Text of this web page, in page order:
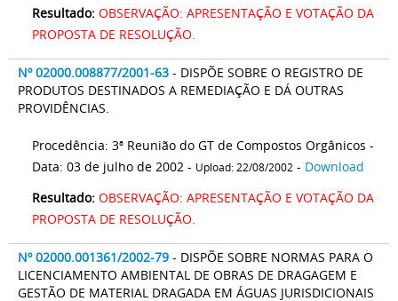
Resultado: OBSERVAÇÃO: APRESENTAÇÃO E VOTAÇÃO DA
PROPOSTA DE RESOLUÇÃO.
Nº 02000.008877/2001-63 - DISPÕE SOBRE O REGISTRO DE
PRODUTOS DESTINADOS A REMEDIAÇÃO E DÁ OUTRAS
PROVIDÊNCIAS.
Procedência: 3ª Reunião do GT de Compostos Orgânicos -
Data: 03 de julho de 2002 - Upload: 22/08/2002 - Download
Resultado: OBSERVAÇÃO: APRESENTAÇÃO E VOTAÇÃO DA
PROPOSTA DE RESOLUÇÃO.
Nº 02000.001361/2002-79 - DISPÕE SOBRE NORMAS PARA O
LICENCIAMENTO AMBIENTAL DE OBRAS DE DRAGAGEM E
GESTÃO DE MATERIAL DRAGADA EM ÁGUAS JURISDICIONAIS